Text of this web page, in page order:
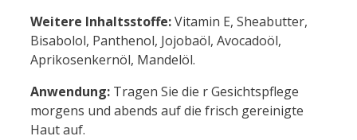
Weitere Inhaltsstoffe:Vitamin E, Sheabutter,
Bisabolol, Panthenol, Jojobaöl, Avocadoöl,
Aprikosenkernöl, Mandelöl.
Anwendung: Tragen Sie die r Gesichtspflege
morgens und abends auf die frisch gereinigte
Haut auf.